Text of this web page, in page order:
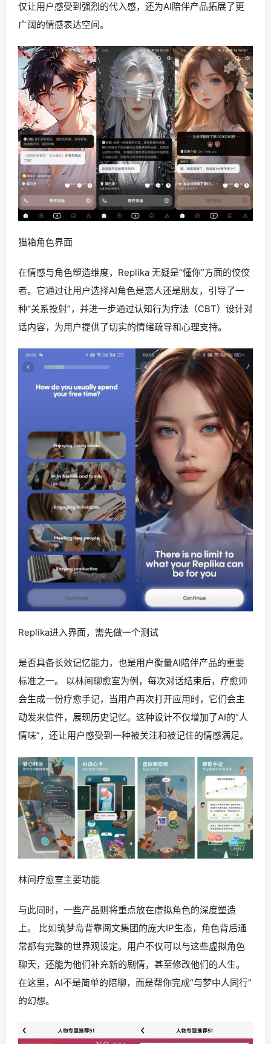
仅让用户感受到强烈的代入感，还为AI陪伴产品拓展了更
广阔的情感表达空间。
猫箱角色界面
在情感与角色塑造维度，Replika 无疑是“懂你”方面的佼佼
者。它通过让用户选择AI角色是恋人还是朋友，引导了一
种“关系投射”，并进一步通过认知行为疗法（CBT）设计对
话内容，为用户提供了切实的情绪疏导和心理支持。
Replika进入界面，需先做一个测试
是否具备长效记忆能力，也是用户衡量AI陪伴产品的重要
标准之一。 以林间聊愈室为例，每次对话结束后，疗愈师
会生成一份疗愈手记，当用户再次打开应用时，它们会主
动发来信件，展现历史记忆。这种设计不仅增加了AI的“人
情味”，还让用户感受到一种被关注和被记住的情感满足。
林间疗愈室主要功能
与此同时，一些产品则将重点放在虚拟角色的深度塑造
上。 比如筑梦岛背靠阅文集团的庞大IP生态，角色背后通
常都有完整的世界观设定。用户不仅可以与这些虚拟角色
聊天，还能为他们补充新的剧情，甚至修改他们的人生。
在这里，AI不是简单的陪聊，而是帮你完成“与梦中人同行”
的幻想。